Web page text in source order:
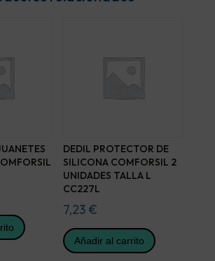
DEDIL PROTECTOR DE
SILICONA COMFORSIL 2
UNIDADES TALLA L
CC227L
7,23 €
Añadir al carrito